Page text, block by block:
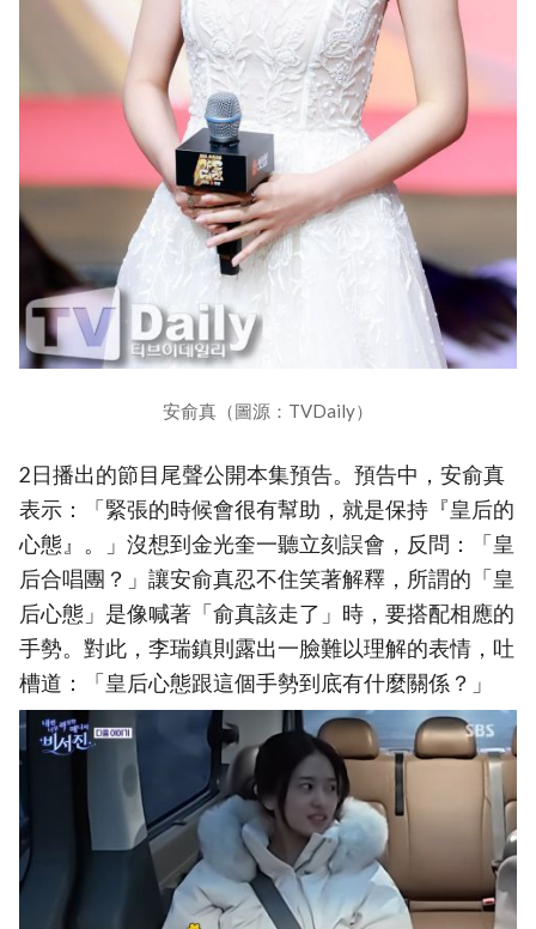
安俞真（圖源：TVDaily）
2日播出的節目尾聲公開本集預告。預告中，安俞真
表示：「緊張的時候會很有幫助，就是保持『皇后的
心態』。」沒想到金光奎一聽立刻誤會，反問：「皇
后合唱團？」讓安俞真忍不住笑著解釋，所謂的「皇
后心態」是像喊著「俞真該走了」時，要搭配相應的
手勢。對此，李瑞鎮則露出一臉難以理解的表情，吐
槽道：「皇后心態跟這個手勢到底有什麼關係？」